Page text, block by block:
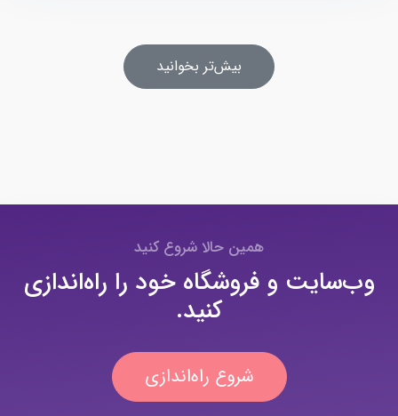
بیش‌تر بخوانید
همین حالا شروع کنید
وب‌سایت و فروشگاه خود را راه‌اندازی
کنید.
شروع راه‌اندازی